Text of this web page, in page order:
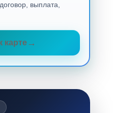
выплата,
карте